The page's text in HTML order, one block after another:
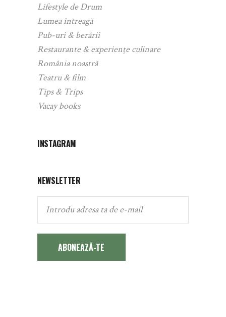
Lifestyle de Drum
Lumea întreagă
Pub-uri & berării
Restaurante & experiențe culinare
România noastră
Teatru & film
Tips & Trips
Vacay books
INSTAGRAM
NEWSLETTER
ABONEAZĂ-TE